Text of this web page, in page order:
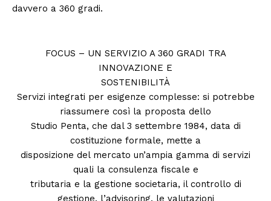
davvero a 360 gradi.
FOCUS – UN SERVIZIO A 360 GRADI TRA
INNOVAZIONE E
SOSTENIBILITÀ
Servizi integrati per esigenze complesse: si potrebbe
riassumere così la proposta dello
Studio Penta, che dal 3 settembre 1984, data di
costituzione formale, mette a
disposizione del mercato un’ampia gamma di servizi
quali la consulenza fiscale e
tributaria e la gestione societaria, il controllo di
gestione, l’advisoring, le valutazioni